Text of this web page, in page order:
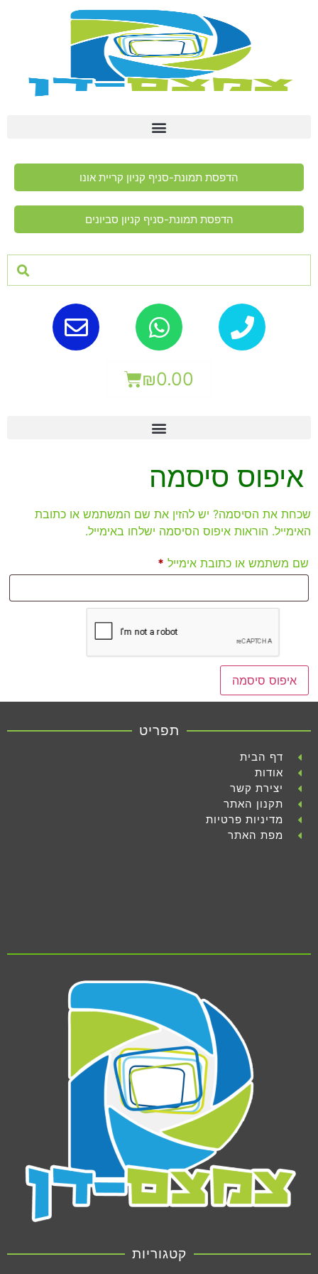
הדפסת תמונת-סניף קניון קריית אונו
הדפסת תמונת-סניף קניון סביונים
₪0.00
איפוס סיסמה
שכחת את הסיסמה? יש להזין את שם המשתמש או כתובת
האימייל. הוראות איפוס הסיסמה ישלחו באימייל.
שם משתמש או כתובת אימייל *
איפוס סיסמה
תפריט
דף הבית
אודות
יצירת קשר
תקנון האתר
מדיניות פרטיות
מפת האתר
קטגוריות